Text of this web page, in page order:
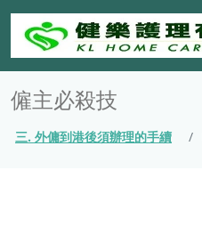
僱主必殺技
三. 外傭到港後須辦理的手續